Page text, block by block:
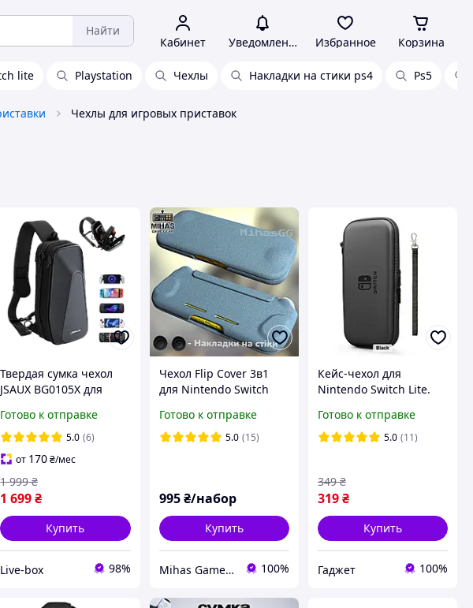
Найти
Кабинет Уведомления Избранное Корзина
lite Playstation Чехлы Накладки на стики ps4 Ps5
Чехлы для игровых приставок
Твердая сумка чехол
JSAUX BG0105X для
Rog Ally, X, MSI Claw, PS
Portal, Nintendo Switch
Готово к отправке
5.0 (6)
от 170₴/мес
1 699₴
1 999 ₴
Купить
Live-box 98%
Чехол Flip Cover 3в1
для Nintendo Switch
стекло, накладки на
стики
Готово к отправке
5.0 (15)
995 ₴/набор
Купить
Mihas Game Gear 100%
Кейс-чехол для
Nintendo Switch Lite.
футляр для Нинтендо
Свич Лайт
Готово к отправке
5.0 (11)
319₴
349 ₴
Купить
Гаджет 100%